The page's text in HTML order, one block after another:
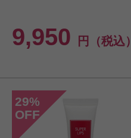
9,950 円（税込）
29%
OFF